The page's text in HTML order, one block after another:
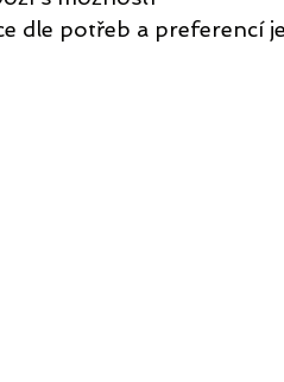
dle potřeb a preferencí